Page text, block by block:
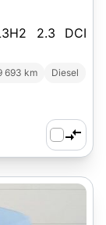
2.3 DCI
693 km
Diesel